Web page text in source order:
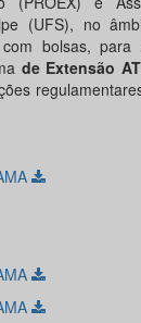
(UFS), no
bolsas,
de Extensão